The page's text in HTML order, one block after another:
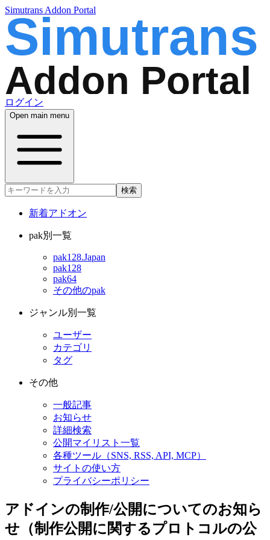
Simutrans Addon Portal
ログイン
Open main menu
検索
新着アドオン
pak別一覧
pak128.Japan
pak128
pak64
その他のpak
ジャンル別一覧
ユーザー
カテゴリ
タグ
その他
一般記事
お知らせ
詳細検索
公開マイリスト一覧
各種ツール（SNS, RSS, API, MCP）
サイトの使い方
プライバシーポリシー
アドインの制作/公開についてのお知ら
せ（制作公開に関するプロトコルの公